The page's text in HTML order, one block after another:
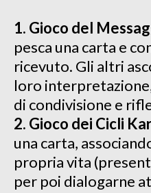
1. Gioco del
pesca una carta e
ricevuto. Gli altri
loro
di condivisione e
2. Gioco dei Cicli
una carta,
propria vita
per poi dialogarne